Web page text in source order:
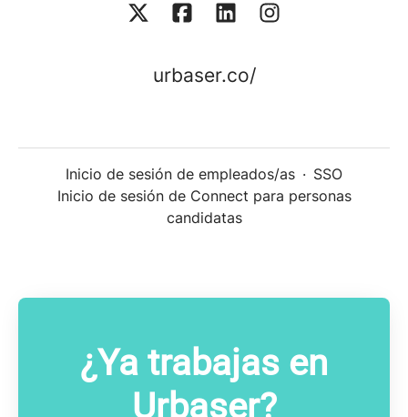
urbaser.co/
Inicio de sesión de empleados/as · SSO
Inicio de sesión de Connect para personas
candidatas
¿Ya trabajas en
Urbaser?